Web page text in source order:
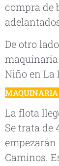
compra de
De otro
maquinaria
Niño en La
MAQUINARIA
La flota
Se trata de
Caminos.